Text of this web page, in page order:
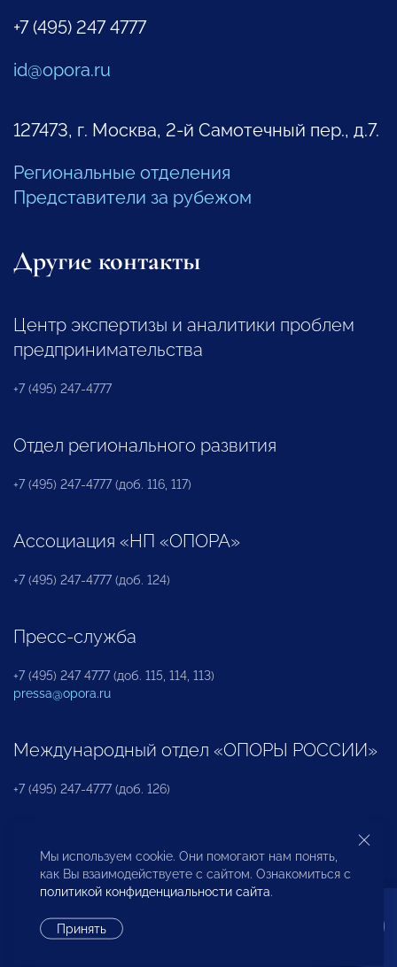
+7 (495) 247 4777
id@opora.ru
127473, г. Москва, 2-й Самотечный пер., д.7.
Региональные отделения
Представители за рубежом
Другие контакты
Центр экспертизы и аналитики проблем
предпринимательства
+7 (495) 247-4777
Отдел регионального развития
+7 (495) 247-4777 (доб. 116, 117)
Ассоциация «НП «ОПОРА»
+7 (495) 247-4777 (доб. 124)
Пресс-служба
+7 (495) 247 4777 (доб. 115, 114, 113)
pressa@opora.ru
Международный отдел «ОПОРЫ РОССИИ»
+7 (495) 247-4777 (доб. 126)
Бюро по защите прав предпринимателей и
инвесторов
Мы используем cookie. Они помогают нам понять,
как Вы взаимодействуете с сайтом. Ознакомиться с
политикой конфиденциальности сайта.
Принять